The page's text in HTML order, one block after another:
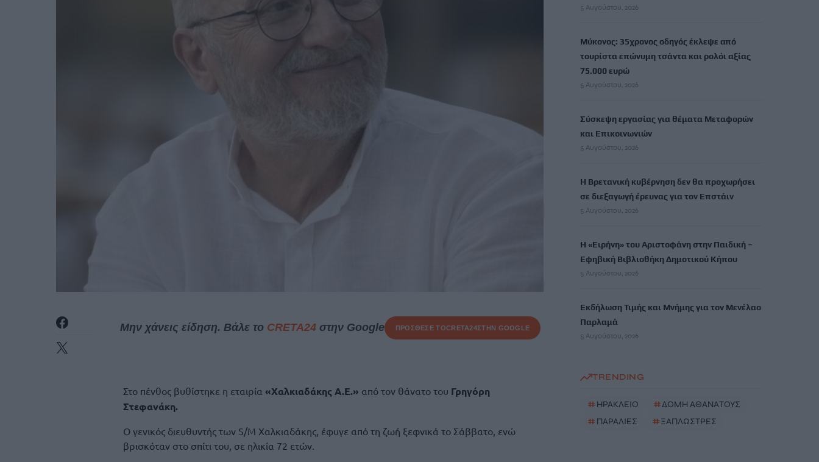
Μην χάνεις είδηση. Βάλε το CRETA24στην Google ΠΡΟΣΘΕΣΕ ΤΟCRETA24ΣΤΗΝ GOOGLE
Στο πένθος βυθίστηκε η εταιρία «Χαλκιαδάκης Α.Ε.» από τον θάνατο του Γρηγόρη
Στεφανάκη.
Ο γενικός διευθυντής των S/M Χαλκιαδάκης, έφυγε από τη ζωή ξεφνικά το Σάββατο, ενώ
βρισκόταν στο σπίτι του, σε ηλικία 72 ετών.
5 Αυγούστου, 2026
Μύκονος: 35χρονος οδηγός έκλεψε από
τουρίστα επώνυμη τσάντα και ρολόι αξίας
75.000 ευρώ
5 Αυγούστου, 2026
Σύσκεψη εργασίας για θέματα Μεταφορών
και Επικοινωνιών
5 Αυγούστου, 2026
Η Βρετανική κυβέρνηση δεν θα προχωρήσει
σε διεξαγωγή έρευνας για τον Επστάιν
5 Αυγούστου, 2026
Η «Ειρήνη» του Αριστοφάνη στην Παιδική –
Εφηβική Βιβλιοθήκη Δημοτικού Κήπου
5 Αυγούστου, 2026
Εκδήλωση Τιμής και Μνήμης για τον Μενέλαο
Παρλαμά
5 Αυγούστου, 2026
TRENDING
# ΗΡΑΚΛΕΙΟ #ΔΟΜΗ ΑΘΑΝΑΤΟΥΣ
# ΠΑΡΑΛΙΕΣ #ΞΑΠΛΩΣΤΡΕΣ